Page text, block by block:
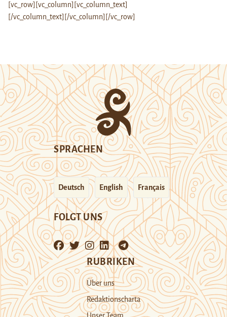
[vc_row][vc_column][vc_column_text]
[/vc_column_text][/vc_column][/vc_row]
SPRACHEN
Deutsch English Français
FOLGT UNS
RUBRIKEN
Über uns
Redaktionscharta